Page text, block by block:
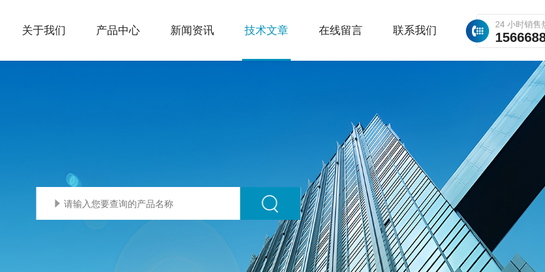
24 小时销售
关于我们 产品中心 新闻资讯 技术文章 在线留言 联系我们